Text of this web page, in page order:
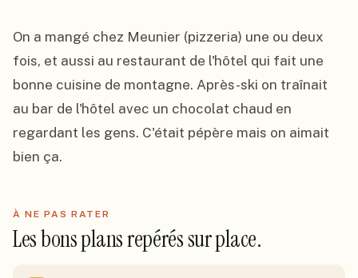
On a mangé chez Meunier (pizzeria) une ou deux
fois, et aussi au restaurant de l'hôtel qui fait une
bonne cuisine de montagne. Après-ski on traînait
au bar de l'hôtel avec un chocolat chaud en
regardant les gens. C'était pépère mais on aimait
bien ça.
À NE PAS RATER
Les bons plans repérés sur place.